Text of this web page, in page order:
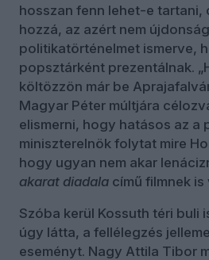
hosszan fenn lehet-e tartani,
hozzá, az azért nem
politikatörténelmet ismerve,
popsztárként prezentálnak.
költözzön már be
Magyar Péter múltjára
elismerni, hogy hatásos az a
miniszterelnök folytat mire
hogy ugyan nem akar
akarat diadala című filmnek
Szóba kerül Kossuth téri buli
úgy látta, a fellélegzés
eseményt. Nagy Attila Tibor